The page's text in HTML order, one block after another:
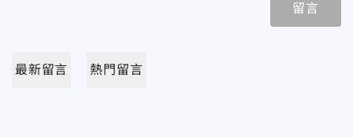
留言
最新留言 熱門留言